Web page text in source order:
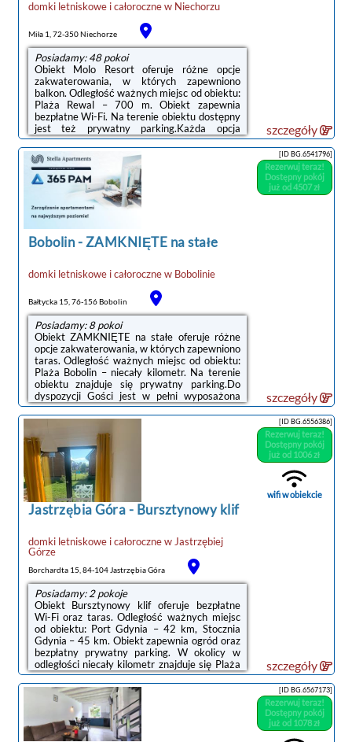
lub motorowego oraz skuterów wodnych wg
obowiązującego cennika.
Pamiętamy także o bezpieczeństwie, aby ją
zapewnić bramy i furtki otwierane są na kody
oraz piloty przekazywane naszym gościom na
czas pobytu. Cały teren Mariny jest
ogrodzony i całodobowo monitorowany. Do
bezpieczeństwa przykładamy bardzo dużą
wagę! Dodatkowo w domach posiadamy TV,
Internet WI-FI, a przy każdym domku
znajdziecie Państwo miejsce garażowe dla
swojego samochodu.
SERDECZNIE ZAPRASZAMY DO
SPĘDZENIA WAKACJI W NASZEJ MARINIE.
pełnym węzłem sanitarnym.
domki letniskowe i całorocznew Niechorzu
Miła 1, 72-350 Niechorze
Posiadamy: 48 pokoi
Obiekt Molo Resort oferuje różne opcje
zakwaterowania, w których zapewniono
balkon. Odległość ważnych miejsc od obiektu:
Plaża Rewal – 700 m. Obiekt zapewnia
bezpłatne Wi-Fi. Na terenie obiektu dostępny
jest też prywatny parking.Każda opcja
zakwaterowania ma taras i wyposażona jest
w telewizor z płaskim ekranem. We
wszystkich opcjach znajduje się kuchnia z
pełnym wyposażeniem, w tym lodówką, jak
również część wypoczynkowa z rozkładaną
sofą oraz prywatna łazienka z prysznicem.
Wyposażenie obejmuje również płytę
kuchenną i czajnik.Obiekt dysponuje placem
zabaw.Na ...
szczegóły
Bobolin-ZAMKNIĘTE na stałe
domki letniskowe i całorocznew Bobolinie
Bałtycka 15, 76-156 Bobolin
Posiadamy: 8 pokoi
Obiekt ZAMKNIĘTE na stałe oferuje różne
opcje zakwaterowania, w których zapewniono
taras. Odległość ważnych miejsc od obiektu:
Plaża Bobolin – niecały kilometr. Na terenie
obiektu znajduje się prywatny parking.Do
dyspozycji Gości jest w pełni wyposażona
prywatna łazienka z prysznicem i suszarką do
włosów.Odległość ważnych miejsc od
obiektu: Aquapark Jarosławiec – 27 km,
Zamek Książąt Pomorskich – 7,4 km.Doba
hotelowa od godziny 16:00 do 10:00.W
obiekcie obowiązuje zakaz organizowania
wieczorów panieńskich, kawalerskich itp.W
przypadku pobytu w obiekcie z dziećmi ...
[ID BG.6541796]
Rezerwuj teraz!
Dostępny pokój
już od 4507 zł
szczegóły
Jastrzębia Góra- Bursztynowy klif
domki letniskowe i całorocznew Jastrzębiej
Górze
Borchardta 15, 84-104 Jastrzębia Góra
Posiadamy: 2 pokoje
Obiekt Bursztynowy klif oferuje bezpłatne
Wi-Fi oraz taras. Odległość ważnych miejsc
od obiektu: Port Gdynia – 42 km, Stocznia
Gdynia – 45 km. Obiekt zapewnia ogród oraz
bezpłatny prywatny parking. W okolicy w
odległości niecały kilometr znajduje się Plaża
Lighthouse Beach.W domu wakacyjnym z 2
sypialniami zapewniono salon z telewizorem z
płaskim ekranem, aneks kuchenny z pełnym
wyposażeniem, w tym lodówką, a także
łazienkę (1).Na terenie obiektu Bursztynowy
klif znajduje się plac zabaw.Odległość
[ID BG.6556386]
Rezerwuj teraz!
Dostępny pokój
już od 1006 zł
wifi w obiekcie
szczegóły
[ID BG.6567173]
Rezerwuj teraz!
Dostępny pokój
już od 1078 zł